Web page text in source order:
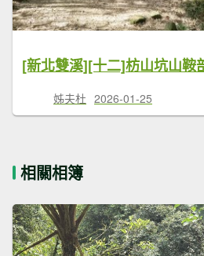
姊夫杜 2026-01-25
相關相簿